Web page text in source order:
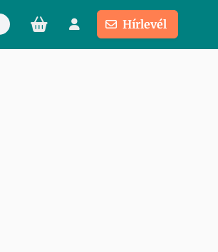
Hírlevél